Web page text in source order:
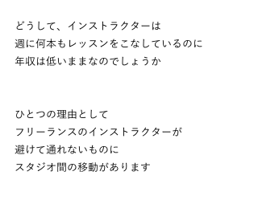
どうして、インストラクターは
週に何本もレッスンをこなしているのに
年収は低いままなのでしょうか
ひとつの理由として
フリーランスのインストラクターが
避けて通れないものに
スタジオ間の移動があります